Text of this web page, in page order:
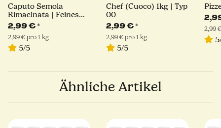
Caputo Semola
Rimacinata | Feines
Hartweizengrieß | 1kg
2,99 €*
2,99 € pro 1 kg
5/5
Chef (Cuoco) 1kg | Typ
00
2,99 €*
2,99 € pro 1 kg
5/5
2,99
Ähnliche Artikel